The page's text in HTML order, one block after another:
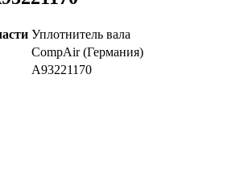
Уплотнитель вала
CompAir (Германия)
A93221170